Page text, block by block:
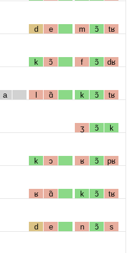
d e m ɔ̃ tʁ
k ɔ̃ f ɔ̃ dʁ
a l ɑ̃ k ɔ̃ tʁ
ʒ ɔ̃ k
k ɔ ʁ ɔ̃ pʁ
ʁ ɑ̃ k ɔ̃ tʁ
d e n ɔ̃ s